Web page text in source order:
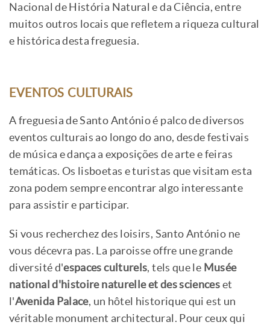
Nacional de História Natural e da Ciência, entre
muitos outros locais que refletem a riqueza cultural
e histórica desta freguesia.
EVENTOS CULTURAIS
A freguesia de Santo António é palco de diversos
eventos culturais ao longo do ano, desde festivais
de música e dança a exposições de arte e feiras
temáticas. Os lisboetas e turistas que visitam esta
zona podem sempre encontrar algo interessante
para assistir e participar.
Si vous recherchez des loisirs, Santo António ne
vous décevra pas. La paroisse offre une grande
diversité d'espaces culturels, tels que le Musée
national d'histoire naturelle et des sciences et
l'Avenida Palace, un hôtel historique qui est un
véritable monument architectural. Pour ceux qui